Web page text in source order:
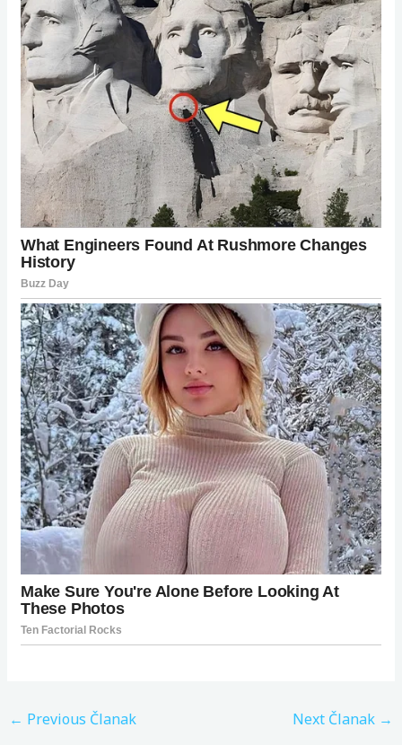
← Previous Članak Next Članak →